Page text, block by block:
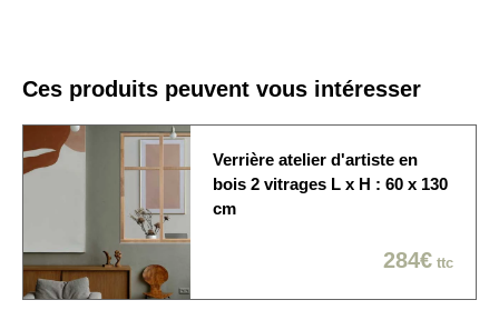
La verrière est fixée sur
est modifiable en
personnalisant la verrière
Origine de
fabrication
Délai de fabrication
généralement expédiée
Ces produits peuvent vous intéresser
Verrière atelier d'artiste en
bois 2 vitrages L x H : 60 x 130
cm
284€ ttc